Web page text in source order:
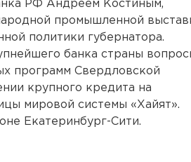
РФ Андреем Костиным,
промышленной
политики губернатора.
банка страны
программ Свердловской
крупного кредита на
мировой системы «Хайят».
Екатеринбург-Сити.